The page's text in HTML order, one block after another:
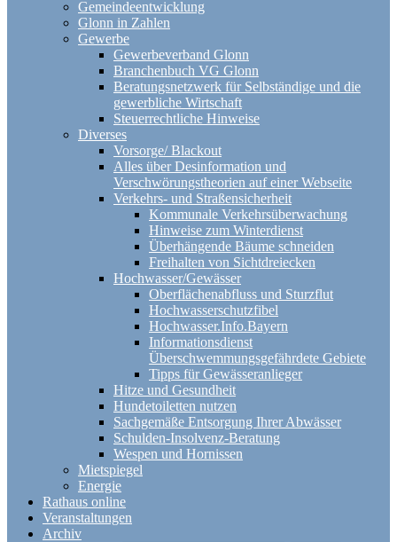
Gemeindeentwicklung
Glonn in Zahlen
Gewerbe
Gewerbeverband Glonn
Branchenbuch VG Glonn
Beratungsnetzwerk für Selbständige und die
gewerbliche Wirtschaft
Steuerrechtliche Hinweise
Diverses
Vorsorge/ Blackout
Alles über Desinformation und
Verschwörungstheorien auf einer Webseite
Verkehrs- und Straßensicherheit
Kommunale Verkehrsüberwachung
Hinweise zum Winterdienst
Überhängende Bäume schneiden
Freihalten von Sichtdreiecken
Hochwasser/Gewässer
Oberflächenabfluss und Sturzflut
Hochwasserschutzfibel
Hochwasser.Info.Bayern
Informationsdienst
Überschwemmungsgefährdete Gebiete
Tipps für Gewässeranlieger
Hitze und Gesundheit
Hundetoiletten nutzen
Sachgemäße Entsorgung Ihrer Abwässer
Schulden-Insolvenz-Beratung
Wespen und Hornissen
Mietspiegel
Energie
Rathaus online
Veranstaltungen
Archiv